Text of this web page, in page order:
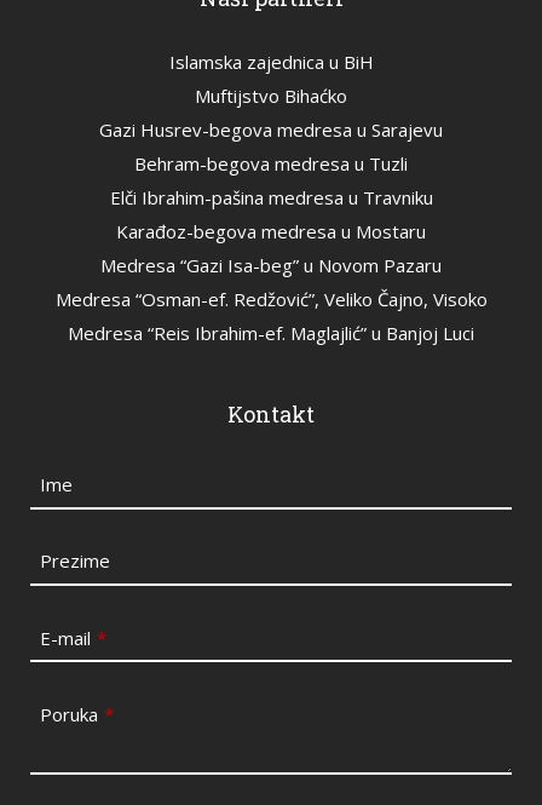
Islamska zajednica u BiH
Muftijstvo Bihaćko
Gazi Husrev-begova medresa u Sarajevu
Behram-begova medresa u Tuzli
Elči Ibrahim-pašina medresa u Travniku
Karađoz-begova medresa u Mostaru
Medresa “Gazi Isa-beg” u Novom Pazaru
Medresa “Osman-ef. Redžović”, Veliko Čajno, Visoko
Medresa “Reis Ibrahim-ef. Maglajlić” u Banjoj Luci
Kontakt
Ime
Prezime
E-mail *
Poruka *